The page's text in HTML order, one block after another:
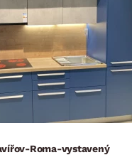
Roma-vystavený